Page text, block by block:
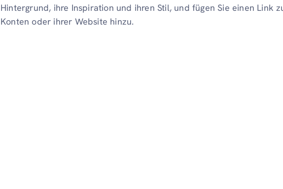
Hintergrund, ihre Inspiration und ihren Stil, und fügen Sie einen Link
Konten oder ihrer Website hinzu.